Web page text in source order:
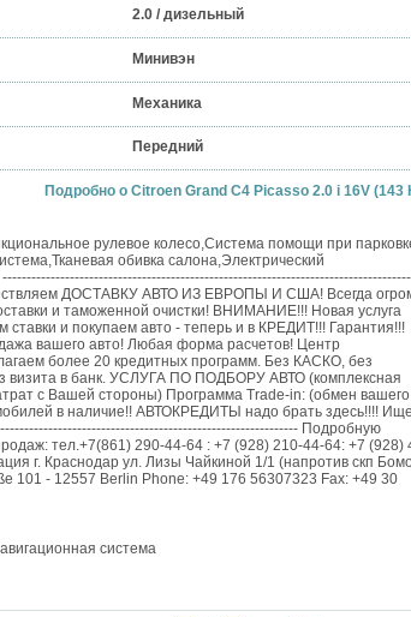
2.0 / дизельный
Минивэн
Механика
Передний
Подробно о Citroen Grand C4 Picasso 2.0 i 16V (143
рулевое колесо,Система помощи при
обивка салона,Электрический
ДОСТАВКУ АВТО ИЗ ЕВРОПЫ И США! Всегда
и таможенной очистки! ВНИМАНИЕ!!! Новая услуга
и покупаем авто - теперь и в КРЕДИТ!!! Гарантия!!!
вашего авто! Любая форма расчетов! Центр
более 20 кредитных программ. Без КАСКО, без
визита в банк. УСЛУГА ПО ПОДБОРУ АВТО (комплексная
с Вашей стороны) Программа Trade-in: (обмен вашего
в наличие!! АВТОКРЕДИТЫ надо брать здесь!!!!
Подробную
тел.+7(861) 290-44-64 : +7 (928) 210-44-64: +7 (928)
г. Краснодар ул. Лизы Чайкиной 1/1 (напротив скп
101 - 12557 Berlin Phone: ‎+49 176 56307323‎ Fax: ‎+49 30
система